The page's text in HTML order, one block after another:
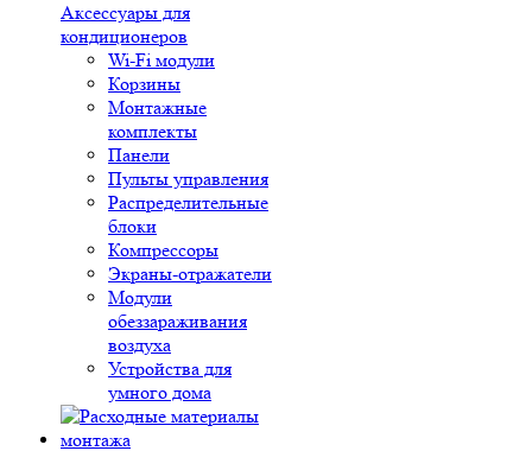
Аксессуары для
кондиционеров
Wi-Fi модули
Корзины
Монтажные
комплекты
Панели
Пульты управления
Распределительные
блоки
Компрессоры
Экраны-отражатели
Модули
обеззараживания
воздуха
Устройства для
умного дома